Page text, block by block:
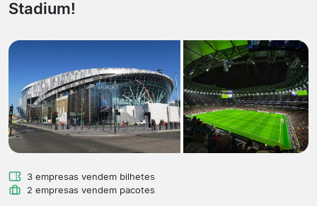
Stadium!
3 empresas vendem bilhetes
2 empresas vendem pacotes